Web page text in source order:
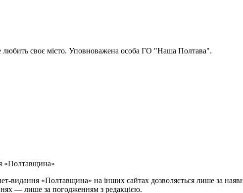
любить своє місто. Уповноважена особа ГО "Наша Полтава".
«Полтавщина»
видання «Полтавщина» на інших сайтах дозволяється лише за
— лише за погодженням з редакцією.